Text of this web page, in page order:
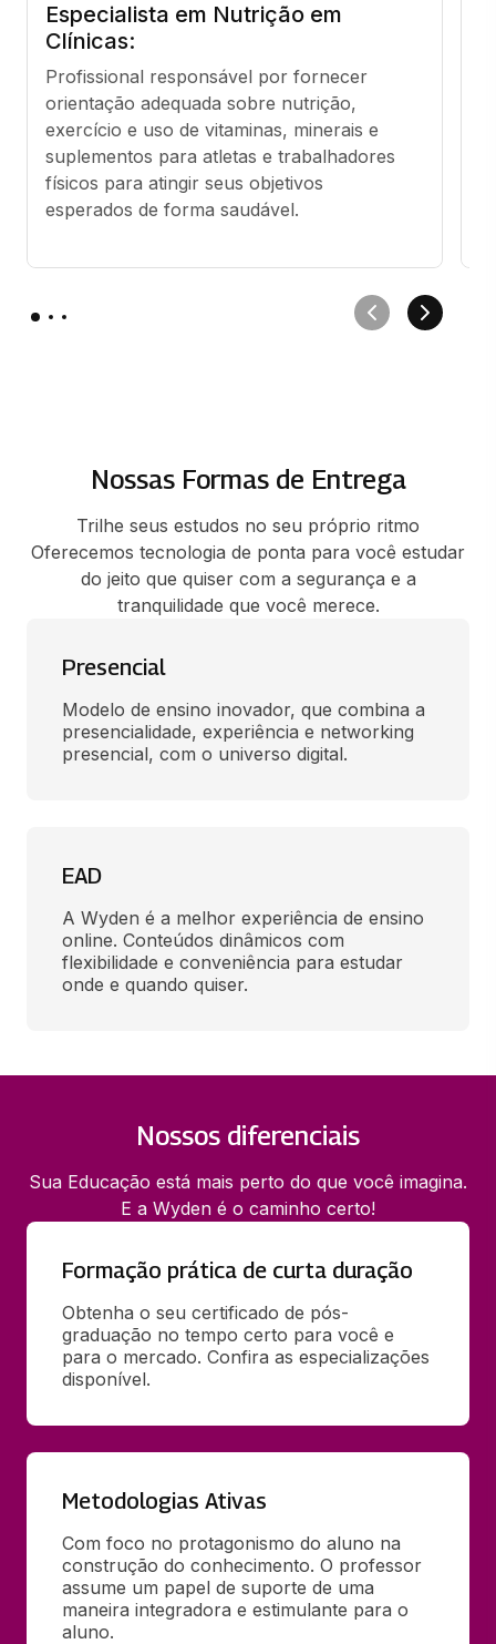
Especialista em Nutrição em
Clínicas:
Profissional responsável por fornecer
orientação adequada sobre nutrição,
exercício e uso de vitaminas, minerais e
suplementos para atletas e trabalhadores
físicos para atingir seus objetivos
esperados de forma saudável.
Nossas Formas de Entrega
Trilhe seus estudos no seu próprio ritmo
Oferecemos tecnologia de ponta para você estudar
do jeito que quiser com a segurança e a
tranquilidade que você merece.
Presencial
Modelo de ensino inovador, que combina a
presencialidade, experiência e networking
presencial, com o universo digital.
EAD
A Wyden é a melhor experiência de ensino
online. Conteúdos dinâmicos com
flexibilidade e conveniência para estudar
onde e quando quiser.
Nossos diferenciais
Sua Educação está mais perto do que você imagina.
E a Wyden é o caminho certo!
Formação prática de curta duração
Obtenha o seu certificado de pós-
graduação no tempo certo para você e
para o mercado. Confira as especializações
disponível.
Metodologias Ativas
Com foco no protagonismo do aluno na
construção do conhecimento. O professor
assume um papel de suporte de uma
maneira integradora e estimulante para o
aluno.